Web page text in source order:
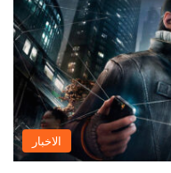
الاخبار